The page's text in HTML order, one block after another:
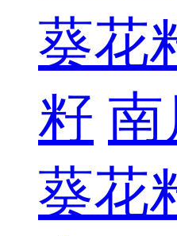
葵花
籽 南
葵花